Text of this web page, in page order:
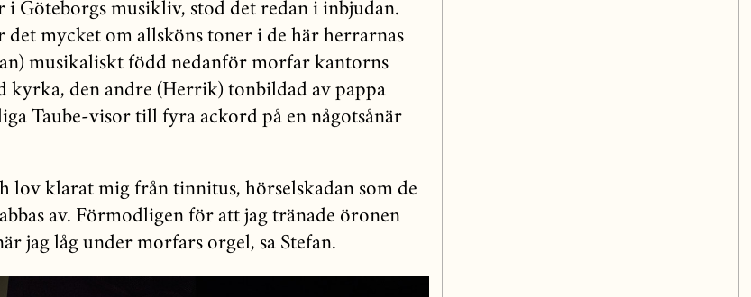
i Göteborgs musikliv, stod det redan i inbjudan.
det mycket om allsköns toner i de här herrarnas
musikaliskt född nedanför morfar kantorns
kyrka, den andre (Herrik) tonbildad av pappa
Taube-visor till fyra ackord på en någotsånär
lov klarat mig från tinnitus, hörselskadan som de
av. Förmodligen för att jag tränade öronen
jag låg under morfars orgel, sa Stefan.